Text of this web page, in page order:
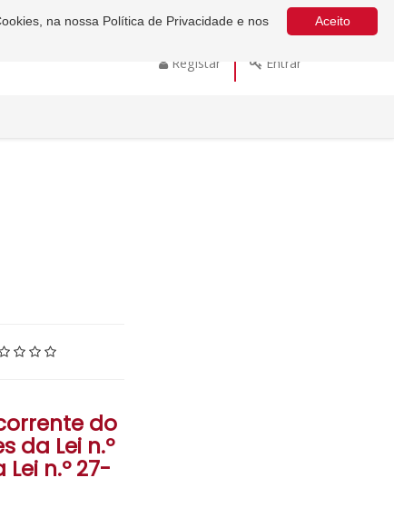
Registar Entrar
do
da Lei n.º
n.º 27-
Aceito
na nossa Política de Privacidade e nos